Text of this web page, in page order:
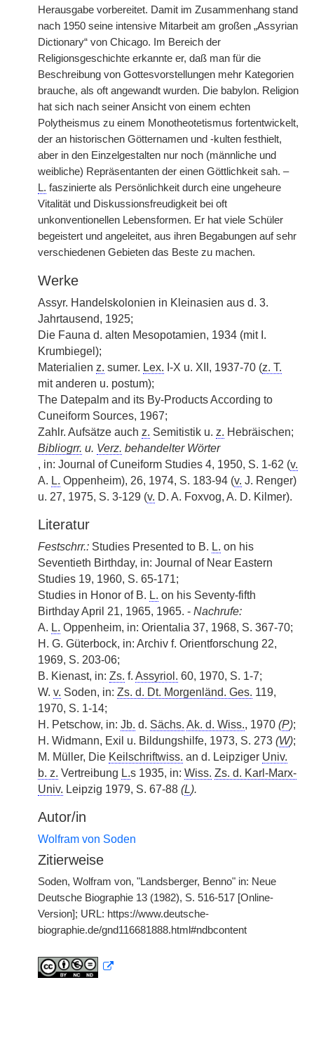
Herausgabe vorbereitet. Damit im Zusammenhang stand
nach 1950 seine intensive Mitarbeit am großen „Assyrian
Dictionary“ von Chicago. Im Bereich der
Religionsgeschichte erkannte er, daß man für die
Beschreibung von Gottesvorstellungen mehr Kategorien
brauche, als oft angewandt wurden. Die babylon. Religion
hat sich nach seiner Ansicht von einem echten
Polytheismus zu einem Monotheotetismus fortentwickelt,
der an historischen Götternamen und -kulten festhielt,
aber in den Einzelgestalten nur noch (männliche und
weibliche) Repräsentanten der einen Göttlichkeit sah. –
L. faszinierte als Persönlichkeit durch eine ungeheure
Vitalität und Diskussionsfreudigkeit bei oft
unkonventionellen Lebensformen. Er hat viele Schüler
begeistert und angeleitet, aus ihren Begabungen auf sehr
verschiedenen Gebieten das Beste zu machen.
Werke
Assyr. Handelskolonien in Kleinasien aus d. 3.
Jahrtausend, 1925;
Die Fauna d. alten Mesopotamien, 1934 (mit I.
Krumbiegel);
Materialien z. sumer. Lex. I-X u. XII, 1937-70 (z. T.
mit anderen u. postum);
The Datepalm and its By-Products According to
Cuneiform Sources, 1967;
Zahlr. Aufsätze auch z. Semitistik u. z. Hebräischen;
Bibliogrr. u. Verz. behandelter Wörter
, in: Journal of Cuneiform Studies 4, 1950, S. 1-62 (v.
A. L. Oppenheim), 26, 1974, S. 183-94 (v. J. Renger)
u. 27, 1975, S. 3-129 (v. D. A. Foxvog, A. D. Kilmer).
Literatur
Festschrr.: Studies Presented to B. L. on his
Seventieth Birthday, in: Journal of Near Eastern
Studies 19, 1960, S. 65-171;
Studies in Honor of B. L. on his Seventy-fifth
Birthday April 21, 1965, 1965. - Nachrufe:
A. L. Oppenheim, in: Orientalia 37, 1968, S. 367-70;
H. G. Güterbock, in: Archiv f. Orientforschung 22,
1969, S. 203-06;
B. Kienast, in: Zs. f. Assyriol. 60, 1970, S. 1-7;
W. v. Soden, in: Zs. d. Dt. Morgenländ. Ges. 119,
1970, S. 1-14;
H. Petschow, in: Jb. d. Sächs. Ak. d. Wiss., 1970 (P);
H. Widmann, Exil u. Bildungshilfe, 1973, S. 273 (W);
M. Müller, Die Keilschriftwiss. an d. Leipziger Univ.
b. z. Vertreibung L.s 1935, in: Wiss. Zs. d. Karl-Marx-
Univ. Leipzig 1979, S. 67-88 (L).
Autor/in
Wolfram von Soden
Zitierweise
Soden, Wolfram von, "Landsberger, Benno" in: Neue
Deutsche Biographie 13 (1982), S. 516-517 [Online-
Version]; URL: https://www.deutsche-
biographie.de/gnd116681888.html#ndbcontent